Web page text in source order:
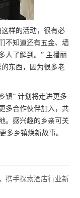
样的活动，很有必
不知道还有五金、墙
人了解到。” 主播丽
东西，因为很多老
镇” 计划将走进更多
多合作伙伴加入，共
。感兴趣的乡亲可关
多乡镇焕新故事。
携手探索酒店行业新